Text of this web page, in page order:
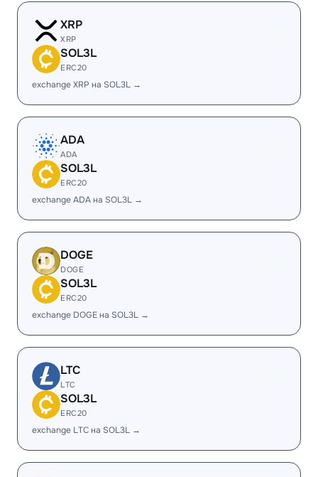
XRP
XRP
SOL3L
ERC20
exchange XRP на SOL3L →
ADA
ADA
SOL3L
ERC20
exchange ADA на SOL3L →
DOGE
DOGE
SOL3L
ERC20
exchange DOGE на SOL3L →
LTC
LTC
SOL3L
ERC20
exchange LTC на SOL3L →